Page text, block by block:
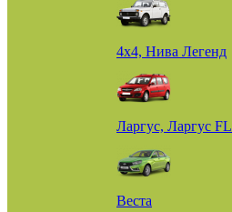
4х4, Нива Легенд
Ларгус, Ларгус FL
Веста